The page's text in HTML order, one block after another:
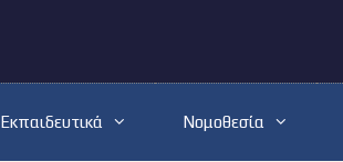
Εκπαιδευτικά Νομοθεσία